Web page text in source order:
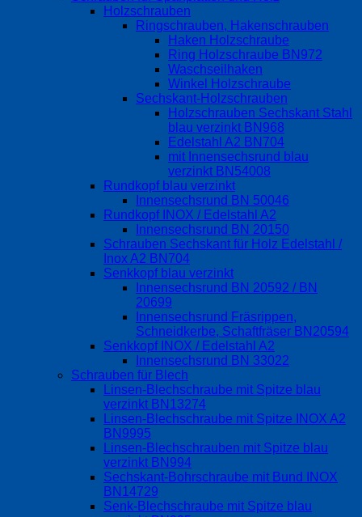
Holzschrauben
Ringschrauben, Hakenschrauben
Haken Holzschraube
Ring Holzschraube BN972
Waschseilhaken
Winkel Holzschraube
Sechskant-Holzschrauben
Holzschrauben Sechskant Stahl
blau verzinkt BN968
Edelstahl A2 BN704
mit Innensechsrund blau
verzinkt BN54008
Rundkopf blau verzinkt
Innensechsrund BN 50046
Rundkopf INOX / Edelstahl A2
Innensechsrund BN 20150
Schrauben Sechskant für Holz Edelstahl /
Inox A2 BN704
Senkkopf blau verzinkt
Innensechsrund BN 20592 / BN
20699
Innensechsrund Fräsrippen,
Schneidkerbe, Schaftfräser BN20594
Senkkopf INOX / Edelstahl A2
Innensechsrund BN 33022
Schrauben für Blech
Linsen-Blechschraube mit Spitze blau
verzinkt BN13274
Linsen-Blechschraube mit Spitze INOX A2
BN9995
Linsen-Blechschrauben mit Spitze blau
verzinkt BN994
Sechskant-Bohrschraube mit Bund INOX
BN14729
Senk-Blechschraube mit Spitze blau